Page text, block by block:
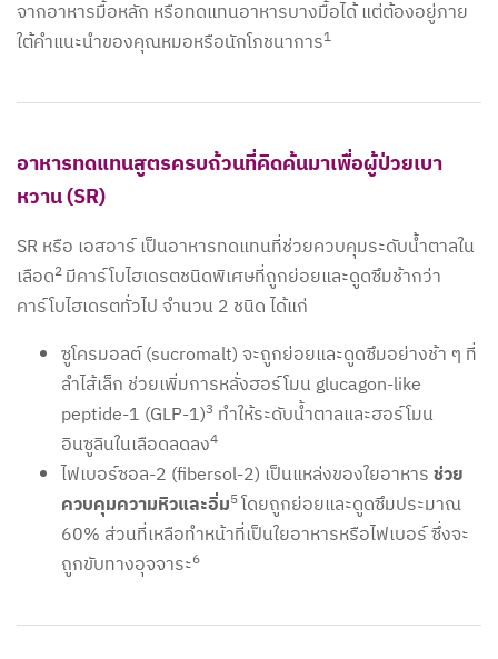
จากอาหารมื้อหลัก หรือทดแทนอาหารบางมื้อได้ แต่ต้องอยู่ภาย
ใต้คำแนะนำของคุณหมอหรือนักโภชนาการ1
อาหารทดแทนสูตรครบถ้วนที่คิดค้นมาเพื่อผู้ป่วยเบา
หวาน (SR)
SR หรือ เอสอาร์ เป็นอาหารทดแทนที่ช่วยควบคุมระดับน้ำตาลใน
เลือด2 มีคาร์โบไฮเดรตชนิดพิเศษที่ถูกย่อยและดูดซึมช้ากว่า
คาร์โบไฮเดรตทั่วไป จำนวน 2 ชนิด ได้แก่
ซูโครมอลต์ (sucromalt) จะถูกย่อยและดูดซึมอย่างช้า ๆ ที่
ลำไส้เล็ก ช่วยเพิ่มการหลั่งฮอร์โมน glucagon-like
peptide-1 (GLP-1)3 ทำให้ระดับน้ำตาลและฮอร์โมน
อินซูลินในเลือดลดลง4
ไฟเบอร์ซอล-2 (fibersol-2) เป็นแหล่งของใยอาหารช่วย
ควบคุมความหิวและอิ่ม5โดยถูกย่อยและดูดซึมประมาณ
60% ส่วนที่เหลือทำหน้าที่เป็นใยอาหารหรือไฟเบอร์ ซึ่งจะ
ถูกขับทางอุจจาระ6